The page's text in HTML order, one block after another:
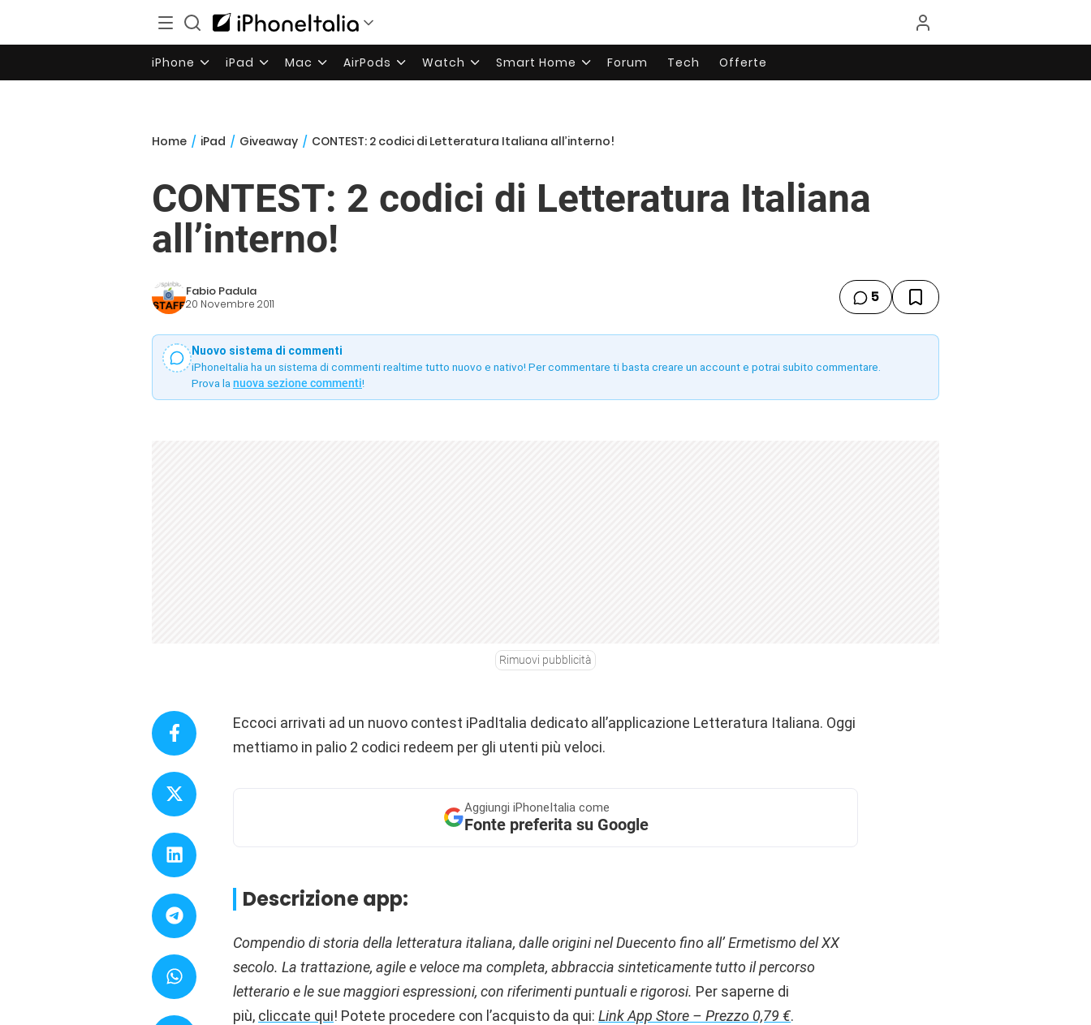
iPhone iPad Mac AirPods Watch Smart Home Forum Tech Offerte
Home / iPad / Giveaway / CONTEST: 2 codici di Letteratura Italiana all’interno!
CONTEST: 2 codici di Letteratura Italiana
all’interno!
Fabio Padula
20 Novembre 2011 5
Nuovo sistema di commenti
iPhoneItalia ha un sistema di commenti realtime tutto nuovo e nativo! Per commentare ti basta creare un account e potrai subito commentare.
Prova la nuova sezione commenti!
Rimuovi pubblicità
Eccoci arrivati ad un nuovo contest iPadItalia dedicato all’applicazione Letteratura Italiana. Oggi
mettiamo in palio 2 codici redeem per gli utenti più veloci.
Aggiungi iPhoneItalia come
Fonte preferita su Google
Descrizione app:
Compendio di storia della letteratura italiana, dalle origini nel Duecento fino all’ Ermetismo del XX
secolo. La trattazione, agile e veloce ma completa, abbraccia sinteticamente tutto il percorso
letterario e le sue maggiori espressioni, con riferimenti puntuali e rigorosi. Per saperne di
più, cliccate qui! Potete procedere con l’acquisto da qui:Link App Store – Prezzo 0,79 €.